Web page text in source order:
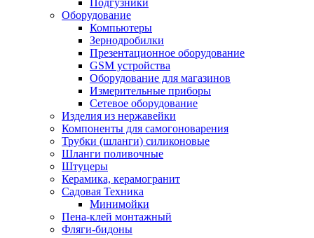
Подгузники
Оборудование
Компьютеры
Зернодробилки
Презентационное оборудование
GSM устройства
Оборудование для магазинов
Измерительные приборы
Сетевое оборудование
Изделия из нержавейки
Компоненты для самогоноварения
Трубки (шланги) силиконовые
Шланги поливочные
Штуцеры
Керамика, керамогранит
Садовая Техника
Минимойки
Пена-клей монтажный
Фляги-бидоны